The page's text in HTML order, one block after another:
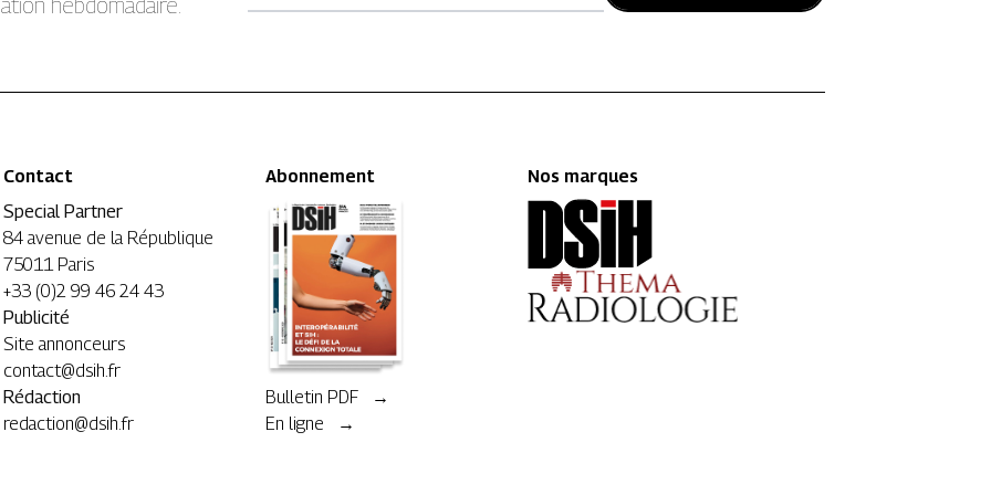
hebdomadaire.
Contact
Special Partner
84 avenue de la République
75011 Paris
+33 (0)2 99 46 24 43
Publicité
Site annonceurs
contact@dsih.fr
Rédaction
redaction@dsih.fr
Abonnement
Bulletin PDF →
En ligne →
Nos marques